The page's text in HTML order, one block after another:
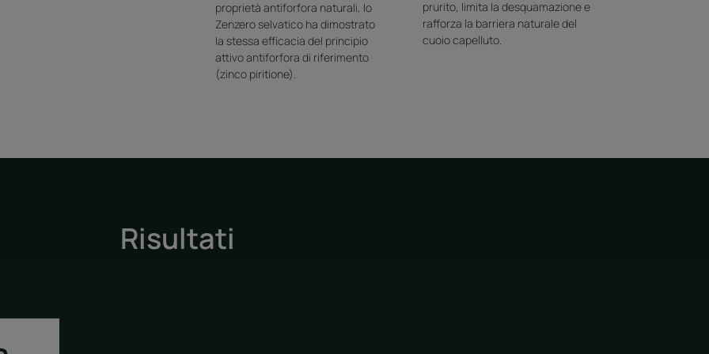
proprietà antiforfora naturali, lo
Zenzero selvatico ha dimostrato
la stessa efficacia del principio
attivo antiforfora di riferimento
(zinco piritione).
prurito, limita la desquamazione e
rafforza la barriera naturale del
cuoio capelluto.
Risultati